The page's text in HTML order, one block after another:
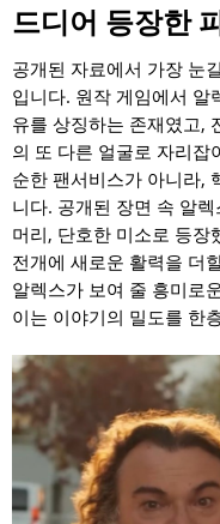
드디어 등장한
공개된 자료에서 가장 눈
입니다. 원작 게임에서 알
유를 상징하는 존재였고,
의 또 다른 얼굴로 자리잡
순한 팬서비스가 아니라,
니다. 공개된 장면 속 알
머리, 단호한 미소로 등장
전개에 새로운 활력을 더
알렉스가 보여 줄 흥미로
이는 이야기의 밀도를 한